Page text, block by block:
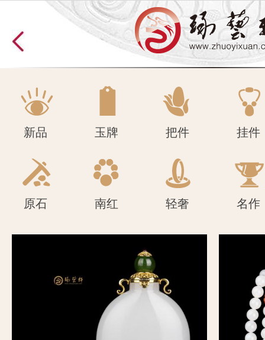
原石 南红 轻奢 名作
新品 玉牌 把件 挂件
原石 南红 轻奢 名作